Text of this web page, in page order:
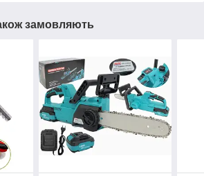
замовляють